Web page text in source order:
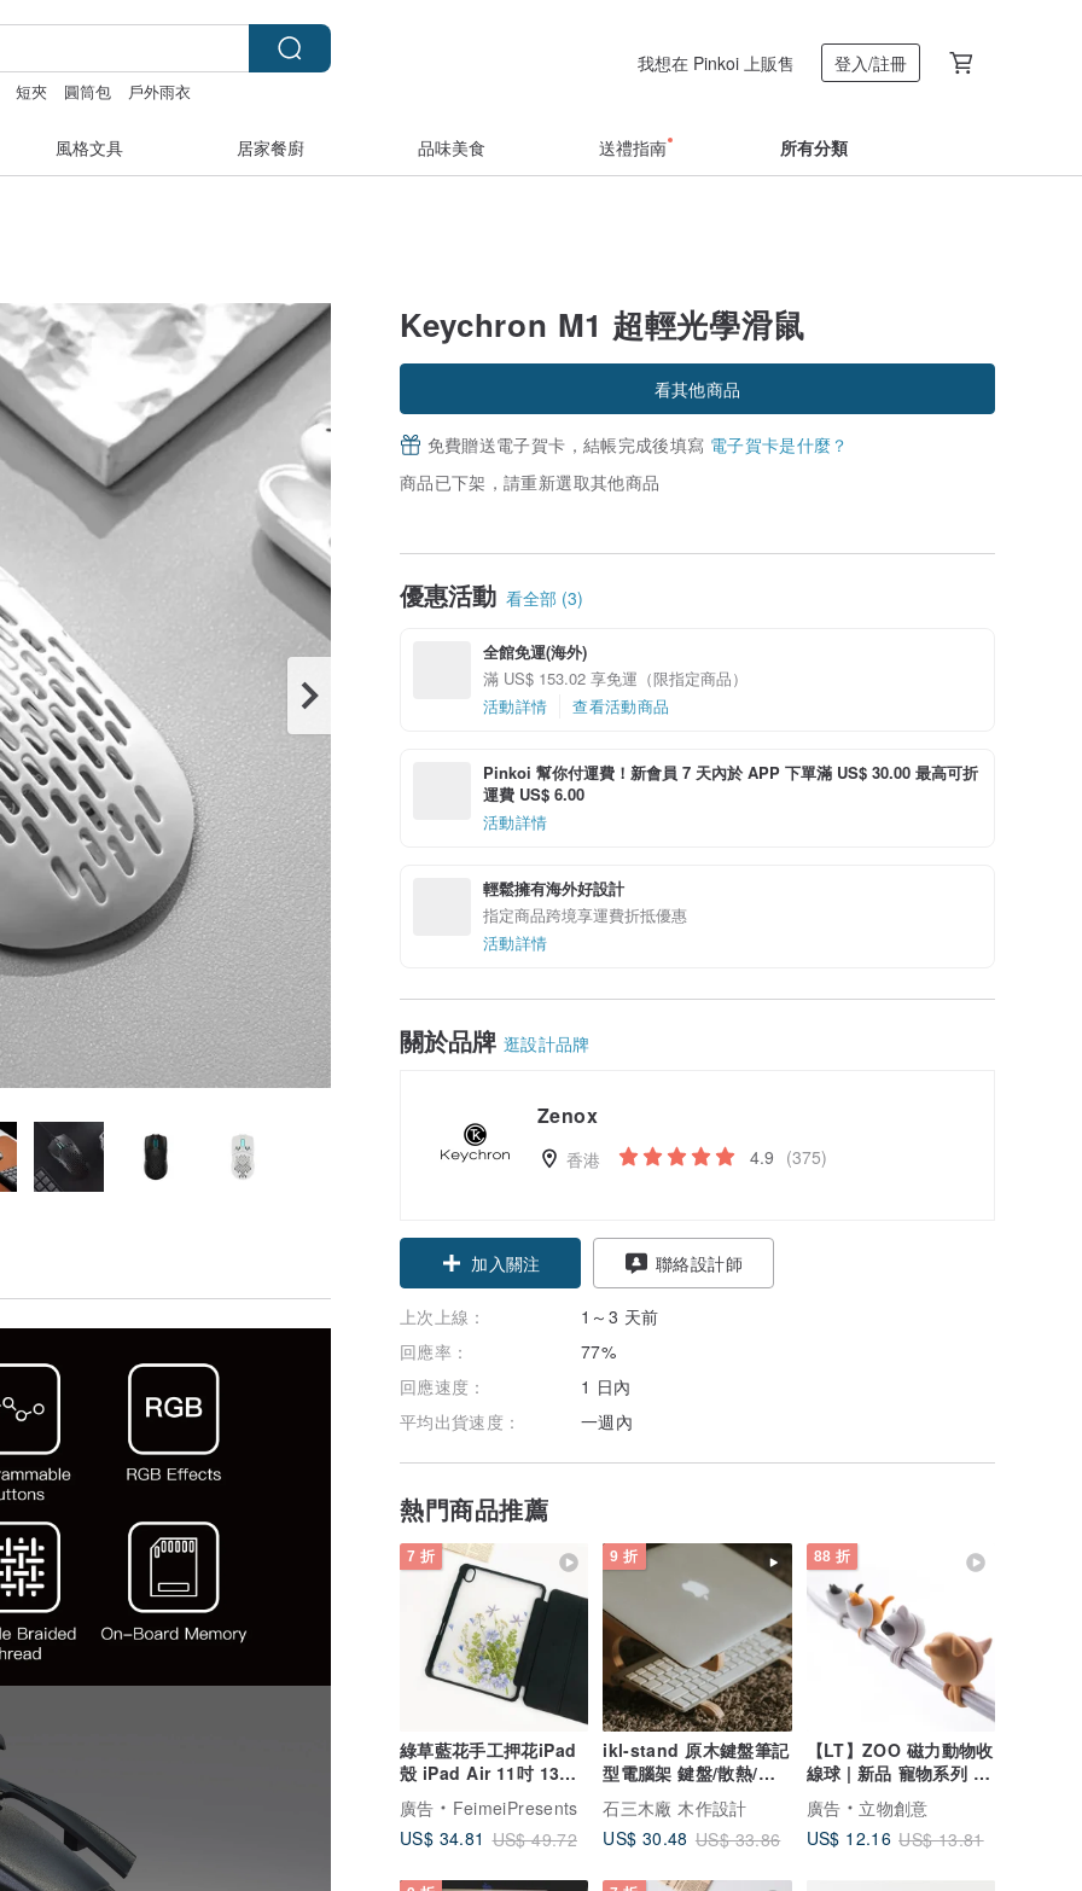
短夾 圓筒包 戶外雨衣
我想在 Pinkoi 上販售 登入/註冊
風格文具 居家餐廚 品味美食 送禮指南 所有分類
Keychron M1 超輕光學滑鼠
看其他商品
免費贈送電子賀卡，結帳完成後填寫 電子賀卡是什麼？
商品已下架，請重新選取其他商品
優惠活動 看全部 (3)
全館免運(海外)
滿 US$ 153.02 享免運（限指定商品）
活動詳情
查看活動商品
Pinkoi 幫你付運費！新會員 7 天內於 APP 下單滿 US$ 30.00 最高可折
運費 US$ 6.00
活動詳情
輕鬆擁有海外好設計
指定商品跨境享運費折抵優惠
活動詳情
關於品牌 逛設計品牌
Zenox
香港 4.9 (375)
加入關注 聯絡設計師
上次上線：
1～3 天前
回應率：
77%
回應速度：
1 日內
平均出貨速度：
一週內
熱門商品推薦
7 折
綠草藍花手工押花iPad
殼 iPad Air 11吋 13吋
iPad Pro 11吋 13吋
廣告
FeimeiPresents
US$ 34.81 US$ 49.72
9 折
ikl-stand 原木鍵盤筆記
型電腦架 鍵盤/散熱/筆
石三木廠 木作設計
US$ 30.48 US$ 33.86
88 折
【LT】ZOO 磁力動物收
線球 | 新品 寵物系列 2
個一入
廣告
立物創意
US$ 12.16 US$ 13.81